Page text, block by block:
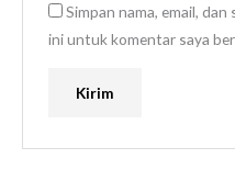
Simpan nama, email,
ini untuk komentar saya